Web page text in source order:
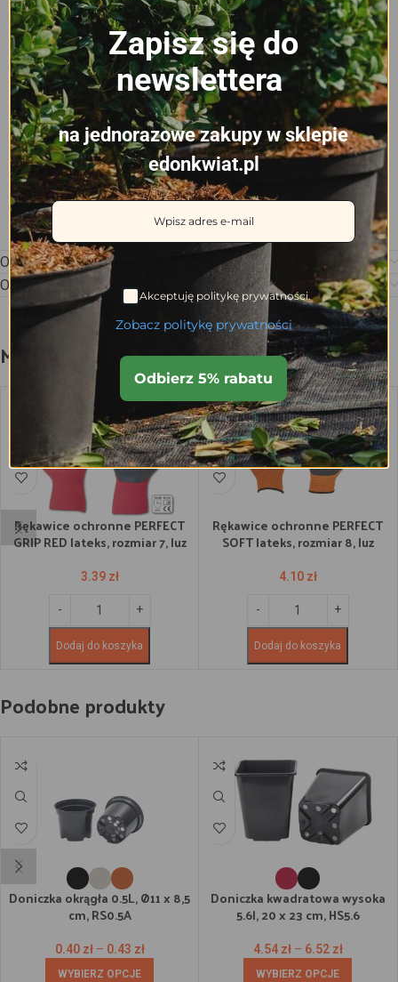
Opis
Opinie (0)
Może spodoba się również…
Rękawice ochronne PERFECT
GRIP RED lateks, rozmiar 7, luz
3.39 zł
Dodaj do koszyka
Rękawice ochronne PERFECT
SOFT lateks, rozmiar 8, luz
4.10 zł
Dodaj do koszyka
Podobne produkty
Doniczka okrągła 0.5L, Ø11 x 8,5
cm, RS0.5A
0.40 zł – 0.43 zł
WYBIERZ OPCJE
Doniczka kwadratowa wysoka
5.6l, 20 x 23 cm, HS5.6
4.54 zł – 6.52 zł
WYBIERZ OPCJE
Zapisz się do
newslettera
na jednorazowe zakupy w sklepie
edonkwiat.pl
Akceptuję politykę prywatności.
Zobacz politykę prywatności
Odbierz 5% rabatu